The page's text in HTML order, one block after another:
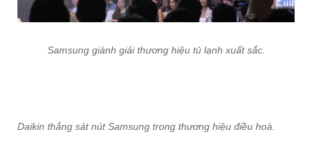
Samsung giành giải thương hiệu tủ lạnh xuất sắc.
Daikin thắng sát nút Samsung trong thương hiệu điều hoà.